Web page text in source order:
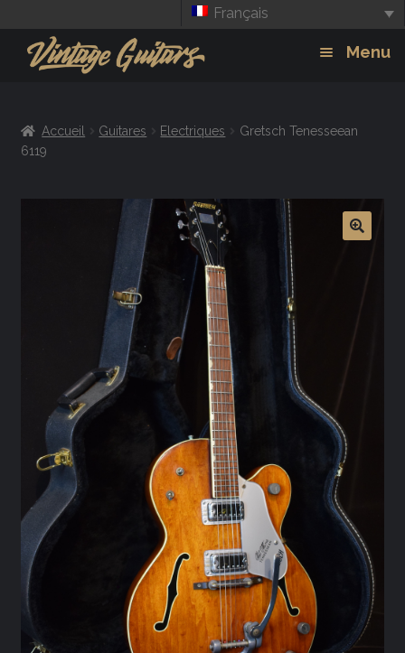
Français
Menu
Amplis
Accueil Guitares Electriques
Gretsch Tenesseean
6119